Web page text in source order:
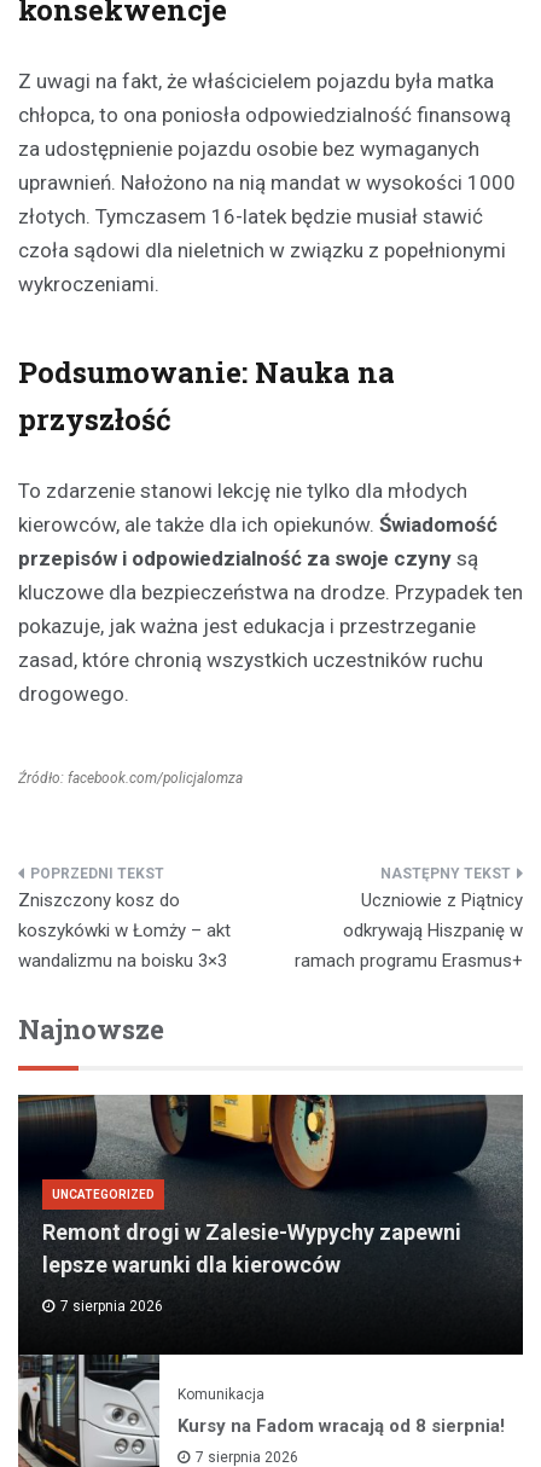
konsekwencje
Z uwagi na fakt, że właścicielem pojazdu była matka
chłopca, to ona poniosła odpowiedzialność finansową
za udostępnienie pojazdu osobie bez wymaganych
uprawnień. Nałożono na nią mandat w wysokości 1000
złotych. Tymczasem 16-latek będzie musiał stawić
czoła sądowi dla nieletnich w związku z popełnionymi
wykroczeniami.
Podsumowanie: Nauka na
przyszłość
To zdarzenie stanowi lekcję nie tylko dla młodych
kierowców, ale także dla ich opiekunów. Świadomość
przepisów i odpowiedzialność za swoje czyny są
kluczowe dla bezpieczeństwa na drodze. Przypadek ten
pokazuje, jak ważna jest edukacja i przestrzeganie
zasad, które chronią wszystkich uczestników ruchu
drogowego.
Źródło: facebook.com/policjalomza
Nawigacja
wpisu
Zniszczony kosz do
koszykówki w Łomży – akt
wandalizmu na boisku 3×3
Uczniowie z Piątnicy
odkrywają Hiszpanię w
ramach programu Erasmus+
Najnowsze
UNCATEGORIZED
Remont drogi w Zalesie-Wypychy zapewni
lepsze warunki dla kierowców
7 sierpnia 2026
Komunikacja
Kursy na Fadom wracają od 8 sierpnia!
7 sierpnia 2026